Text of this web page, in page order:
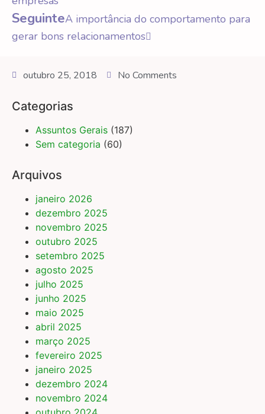
SeguinteA importância do comportamento para
gerar bons relacionamentos
outubro 25, 2018 No Comments
Categorias
Assuntos Gerais (187)
Sem categoria (60)
Arquivos
janeiro 2026
dezembro 2025
novembro 2025
outubro 2025
setembro 2025
agosto 2025
julho 2025
junho 2025
maio 2025
abril 2025
março 2025
fevereiro 2025
janeiro 2025
dezembro 2024
novembro 2024